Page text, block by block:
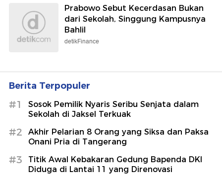
Prabowo Sebut Kecerdasan Bukan
dari Sekolah, Singgung Kampusnya
Bahlil
detikFinance
Berita Terpopuler
#1
Sosok Pemilik Nyaris Seribu Senjata dalam
Sekolah di Jaksel Terkuak
#2
Akhir Pelarian 8 Orang yang Siksa dan Paksa
Onani Pria di Tangerang
#3
Titik Awal Kebakaran Gedung Bapenda DKI
Diduga di Lantai 11 yang Direnovasi